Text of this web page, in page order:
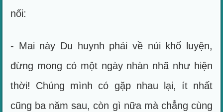
nối:
- Mai này Du huynh phải về núi khổ luyện,
đừng mong có một ngày nhàn nhã như hiện
thời! Chúng mình có gặp nhau lại, ít nhất
cũng ba năm sau, còn gì nữa mà chẳng cùng